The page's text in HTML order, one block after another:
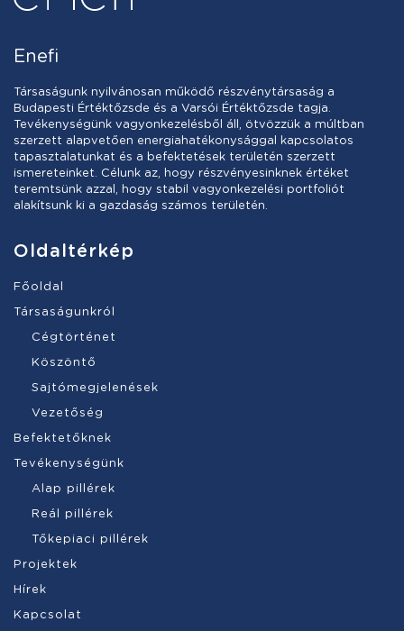
Enefi
Társaságunk nyilvánosan működő részvénytársaság a
Budapesti Értéktőzsde és a Varsói Értéktőzsde tagja.
Tevékenységünk vagyonkezelésből áll, ötvözzük a múltban
szerzett alapvetően energiahatékonysággal kapcsolatos
tapasztalatunkat és a befektetések területén szerzett
ismereteinket. Célunk az, hogy részvényesinknek értéket
teremtsünk azzal, hogy stabil vagyonkezelési portfoliót
alakítsunk ki a gazdaság számos területén.
Oldaltérkép
Főoldal
Társaságunkról
Cégtörténet
Köszöntő
Sajtómegjelenések
Vezetőség
Befektetőknek
Tevékenységünk
Alap pillérek
Reál pillérek
Tőkepiaci pillérek
Projektek
Hírek
Kapcsolat